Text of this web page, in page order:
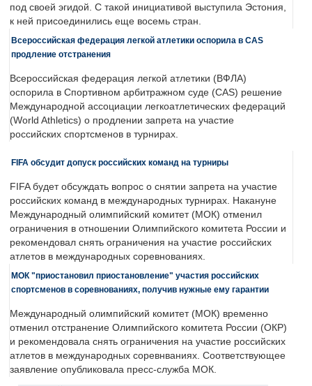
под своей эгидой. С такой инициативой выступила Эстония,
к ней присоединились еще восемь стран.
Всероссийская федерация легкой атлетики оспорила в CAS
продление отстранения
Всероссийская федерация легкой атлетики (ВФЛА)
оспорила в Спортивном арбитражном суде (CAS) решение
Международной ассоциации легкоатлетических федераций
(World Athletics) о продлении запрета на участие
российских спортсменов в турнирах.
FIFA обсудит допуск российских команд на турниры
FIFA будет обсуждать вопрос о снятии запрета на участие
российских команд в международных турнирах. Накануне
Международный олимпийский комитет (МОК) отменил
ограничения в отношении Олимпийского комитета России и
рекомендовал снять ограничения на участие российских
атлетов в международных соревнованиях.
МОК "приостановил приостановление" участия российских
спортсменов в соревнованиях, получив нужные ему гарантии
Международный олимпийский комитет (МОК) временно
отменил отстранение Олимпийского комитета России (ОКР)
и рекомендовала снять ограничения на участие российских
атлетов в международных соревнваниях. Соответствующее
заявление опубликовала пресс-служба МОК.